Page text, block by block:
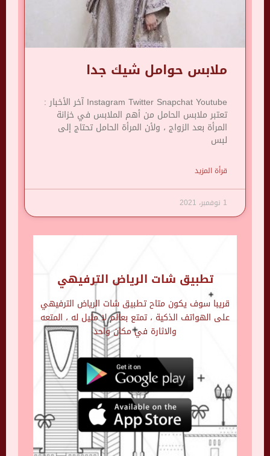
ملابس حوامل شيك جدا
Instagram Twitter Snapchat Youtube آخر الأخبار :
تعتبر ملابس الحامل من أهم الملابس في خزانة
المرأة بعد الزواج ، ولأن المرأة الحامل تحتاج إلى
لبس
قرأة المزيد
1 نوفمبر، 2021
تطبيق شات الرياض الترفيهي
قريبا سوف يكون متاح تطبيق شات الرياض الترفيهي
على الهواتف الذكية ، تمتع بعالم لا مثيل له ، المتعه
والاثارة في مكان واحد